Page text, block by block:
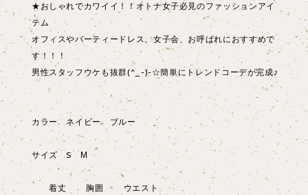
★おしゃれでカワイイ！！オトナ女子必見のファッションアイ
テム
オフィスやパーティードレス、女子会、お呼ばれにおすすめで
す！！！
男性スタッフウケも抜群(^_-)-☆簡単にトレンドコーデが完成♪
カラー ネイビー ブルー
サイズ S М
着丈 胸囲 ウエスト